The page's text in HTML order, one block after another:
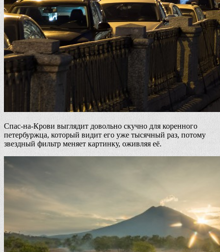
Спас-на-Крови выглядит довольно скучно для коренного
петербуржца, который видит его уже тысячный раз, потому
звездный фильтр меняет картинку, оживляя её.